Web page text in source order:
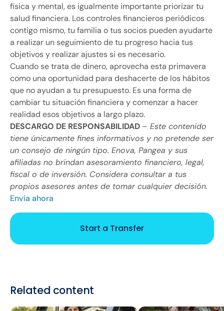
física y mental, es igualmente importante priorizar tu
salud financiera. Los controles financieros periódicos
contigo mismo, tu familia o tus socios pueden ayudarte
a realizar un seguimiento de tu progreso hacia tus
objetivos y realizar ajustes si es necesario.
Cuando se trata de dinero, aprovecha esta primavera
como una oportunidad para deshacerte de los hábitos
que no ayudan a tu presupuesto. Es una forma de
cambiar tu situación financiera y comenzar a hacer
realidad esos objetivos a largo plazo.
DESCARGO DE RESPONSABILIDAD – Este contenido
tiene únicamente fines informativos y no pretende ser
un consejo de ningún tipo. Enova, Pangea y sus
afiliadas no brindan asesoramiento financiero, legal,
fiscal o de inversión. Considera consultar a tus
propios asesores antes de tomar cualquier decisión.
Envía ahora
Start a Transfer
Related content